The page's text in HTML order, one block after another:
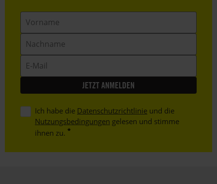
Mail
Ich habe die Datenschutzrichtlinie und die
Nutzungsbedingungen gelesen und stimme
ihnen zu.